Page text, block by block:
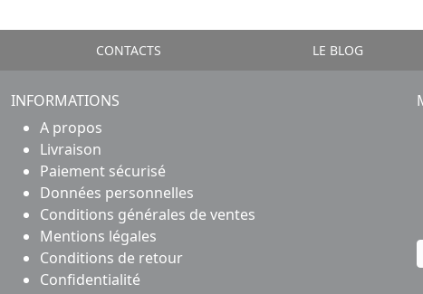
CONTACTS LE BLOG
INFORMATIONS
A propos
Livraison
Paiement sécurisé
Données personnelles
Conditions générales de ventes
Mentions légales
Conditions de retour
Confidentialité